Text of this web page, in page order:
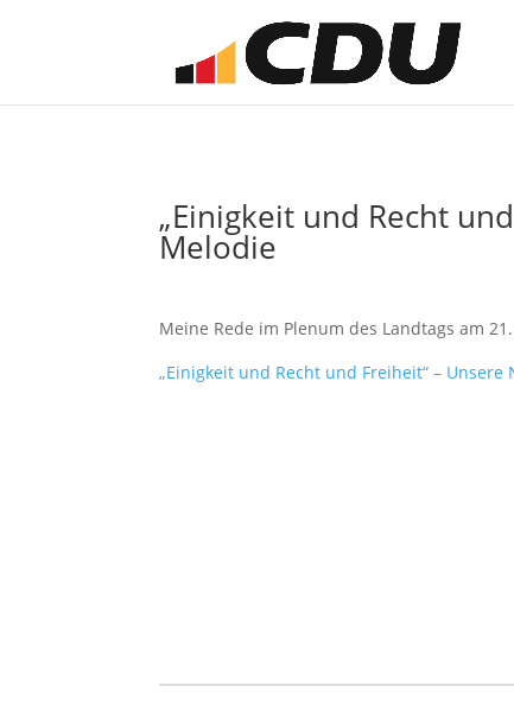
„Einigkeit und Recht
Melodie
Meine Rede im Plenum des Landtags am
„Einigkeit und Recht und Freiheit“ – Unsere